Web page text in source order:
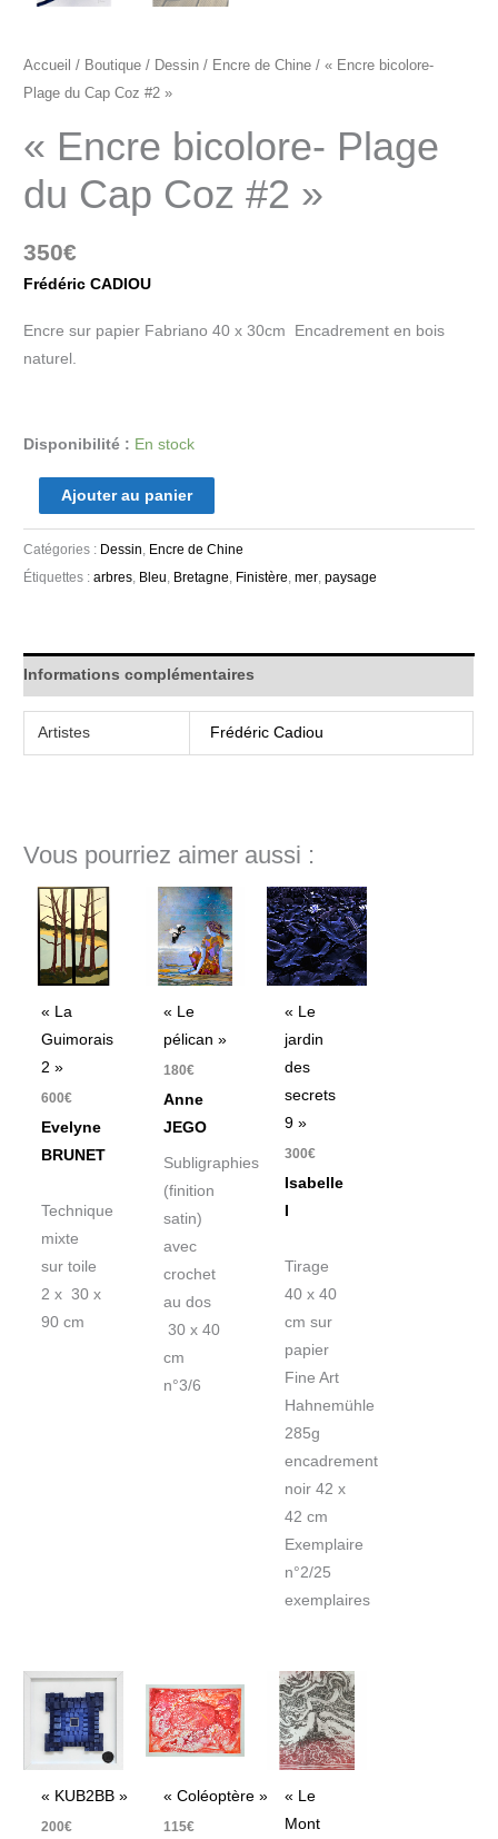
Accueil / Boutique / Dessin / Encre de Chine / « Encre bicolore-
Plage du Cap Coz #2 »
« Encre bicolore- Plage
du Cap Coz #2 »
350€
Frédéric CADIOU
Encre sur papier Fabriano 40 x 30cm Encadrement en bois
naturel.
Disponibilité : En stock
Ajouter au panier
Catégories : Dessin, Encre de Chine
Étiquettes :arbres, Bleu, Bretagne, Finistère,mer,paysage
Informations complémentaires
Artistes Frédéric Cadiou
Vous pourriez aimer aussi :
« La
Guimorais
2 »
600€
Evelyne
BRUNET
Technique
mixte
sur toile
2 x 30 x
90 cm
« Le
pélican »
180€
Anne
JEGO
Subligraphies
(finition
satin)
avec
crochet
au dos
30 x 40
cm
n°3/6
« Le
jardin
des
secrets
9 »
300€
Isabelle
Tirage
40 x 40
cm sur
papier
Fine Art
Hahnemühle
285g
encadrement
noir 42 x
42 cm
Exemplaire
n°2/25
exemplaires
« KUB2BB »
200€
« Coléoptère »
115€
« Le
Mont